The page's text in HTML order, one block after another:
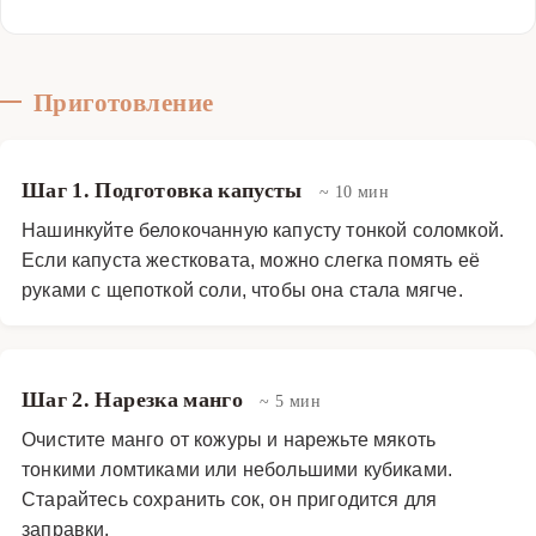
Приготовление
Шаг 1. Подготовка капусты ~ 10 мин
Нашинкуйте белокочанную капусту тонкой соломкой.
Если капуста жестковата, можно слегка помять её
руками с щепоткой соли, чтобы она стала мягче.
Шаг 2. Нарезка манго ~ 5 мин
Очистите манго от кожуры и нарежьте мякоть
тонкими ломтиками или небольшими кубиками.
Старайтесь сохранить сок, он пригодится для
заправки.